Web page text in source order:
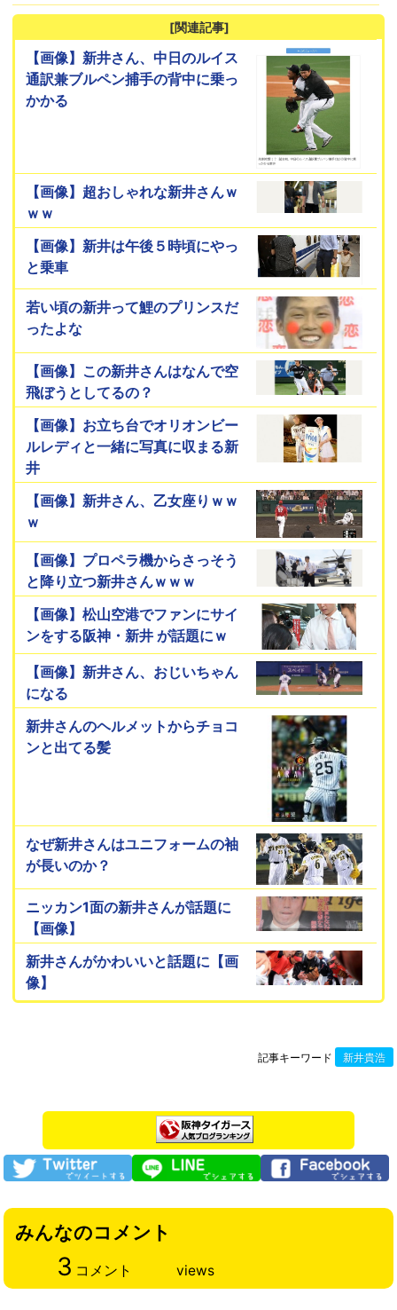
[関連記事]
【画像】新井さん、中日のルイス
通訳兼ブルペン捕手の背中に乗っ
かかる
【画像】超おしゃれな新井さんｗ
ｗｗ
【画像】新井は午後５時頃にやっ
と乗車
若い頃の新井って鯉のプリンスだ
ったよな
【画像】この新井さんはなんで空
飛ぼうとしてるの？
【画像】お立ち台でオリオンビー
ルレディと一緒に写真に収まる新
井
【画像】新井さん、乙女座りｗｗ
ｗ
【画像】プロペラ機からさっそう
と降り立つ新井さんｗｗｗ
【画像】松山空港でファンにサイ
ンをする阪神・新井 が話題にｗ
【画像】新井さん、おじいちゃん
になる
新井さんのヘルメットからチョコ
ンと出てる髪
なぜ新井さんはユニフォームの袖
が長いのか？
ニッカン1面の新井さんが話題に
【画像】
新井さんがかわいいと話題に【画
像】
記事キーワード 新井貴浩
みんなのコメント
3 コメント views